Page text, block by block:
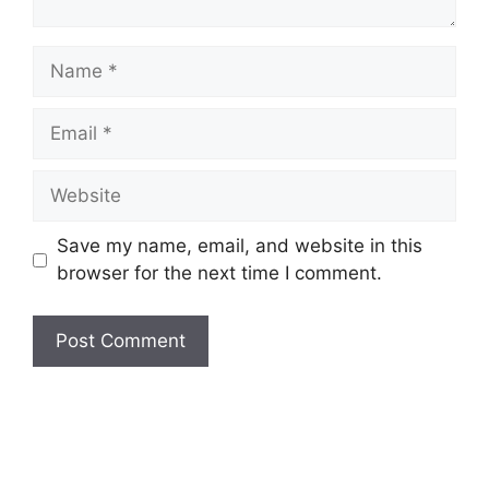
Save my name, email, and website in this
browser for the next time I comment.